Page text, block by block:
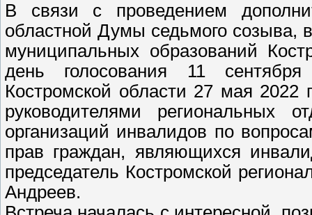
В связи с проведением
областной Думы седьмого созыва,
муниципальных образований
день голосования 11
Костромской области 27 мая 2022
руководителями региональных
организаций инвалидов по
прав граждан, являющихся
председатель Костромской
Андреев.